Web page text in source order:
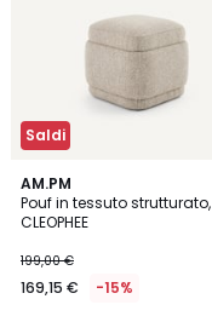
Saldi
AM.PM
Pouf in tessuto strutturato,
CLEOPHEE
199,00 €
169,15 € -15%